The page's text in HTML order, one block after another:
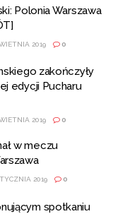
Polonia Warszawa
2019 0
zakończyły
edycji Pucharu
2019 0
w meczu
2019 0
spotkaniu